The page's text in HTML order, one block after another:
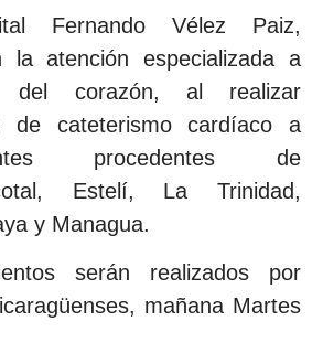
Fernando Vélez Paiz,
la atención especializada a
del corazón, al realizar
de cateterismo cardíaco a
procedentes de
Estelí, La Trinidad,
y Managua.
serán realizados por
mañana Martes